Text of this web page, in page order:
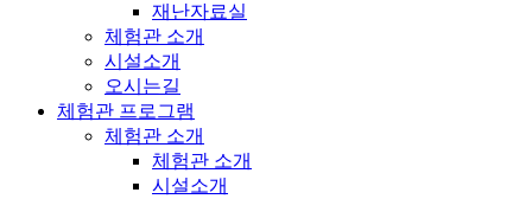
재난자료실
체험관 소개
시설소개
오시는길
체험관 프로그램
체험관 소개
체험관 소개
시설소개